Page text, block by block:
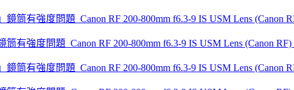
有強度問題_Canon RF 200-800mm f6.3-9 IS USM Lens (Canon